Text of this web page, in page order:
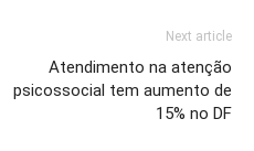
Next article
Atendimento na atenção
psicossocial tem aumento de
15% no DF